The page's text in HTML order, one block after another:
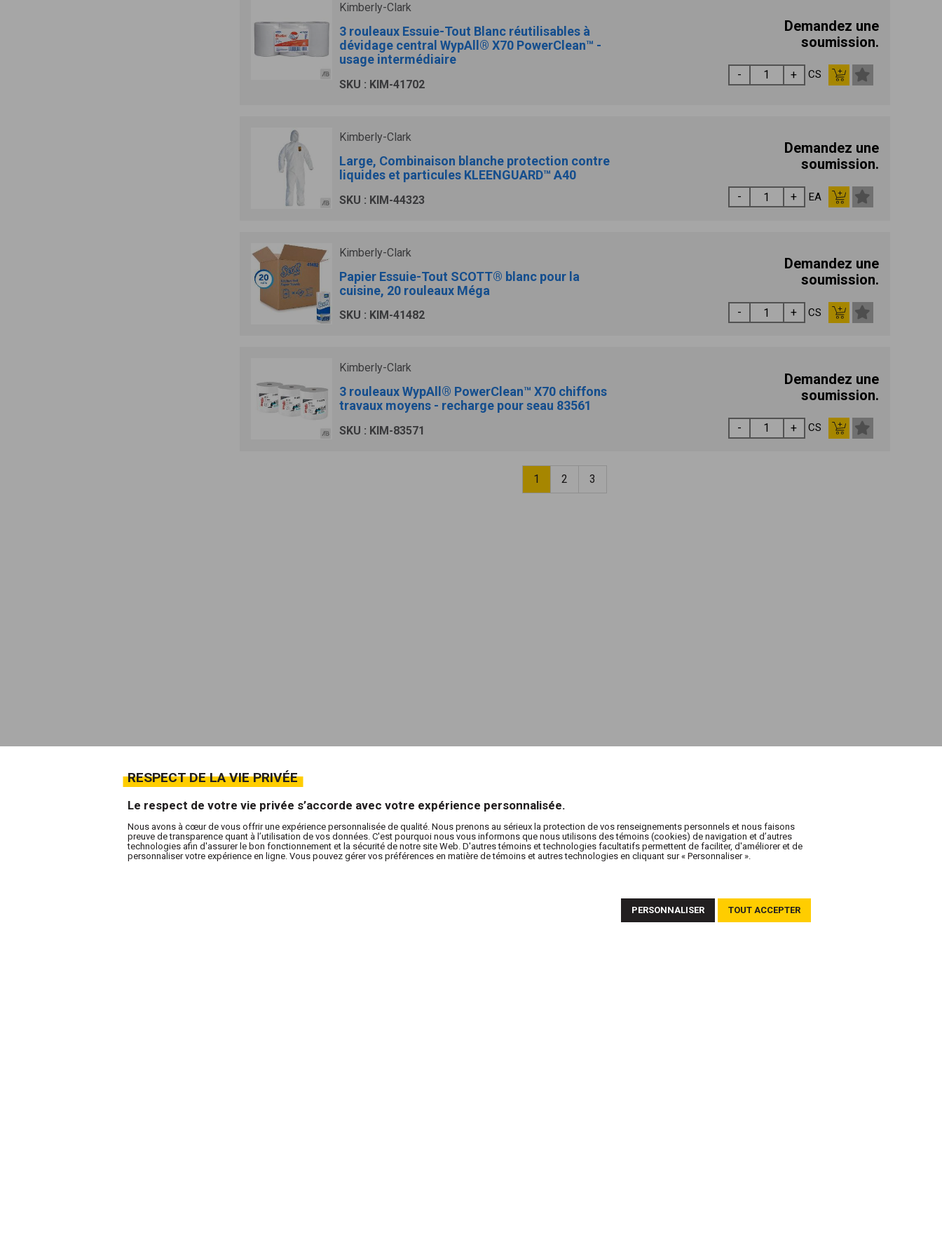
Kimberly-Clark
3 rouleaux Essuie-Tout Blanc réutilisables à
dévidage central WypAll® X70 PowerClean™ -
usage intermédiaire
SKU : KIM-41702
Demandez une
soumission.
CS
Kimberly-Clark
Large, Combinaison blanche protection contre
liquides et particules KLEENGUARD™ A40
SKU : KIM-44323
Demandez une
soumission.
EA
Kimberly-Clark
Papier Essuie-Tout SCOTT® blanc pour la
cuisine, 20 rouleaux Méga
SKU : KIM-41482
Demandez une
soumission.
CS
Kimberly-Clark
3 rouleaux WypAll® PowerClean™ X70 chiffons
travaux moyens - recharge pour seau 83561
SKU : KIM-83571
Demandez une
soumission.
CS
1 2 3
RESPECT DE LA VIE PRIVÉE
Le respect de votre vie privée s’accorde avec votre expérience personnalisée.
Nous avons à cœur de vous offrir une expérience personnalisée de qualité. Nous prenons au sérieux la protection de vos renseignements personnels et nous faisons
preuve de transparence quant à l’utilisation de vos données. C'est pourquoi nous vous informons que nous utilisons des témoins (cookies) de navigation et d’autres
technologies afin d'assurer le bon fonctionnement et la sécurité de notre site Web. D'autres témoins et technologies facultatifs permettent de faciliter, d'améliorer et de
personnaliser votre expérience en ligne. Vous pouvez gérer vos préférences en matière de témoins et autres technologies en cliquant sur « Personnaliser ».